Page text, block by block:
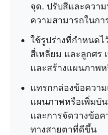
จุด. ปรับสีและควา
ความสามารถในก
ใช้รูปร่างที่กำหนดไ
สี่เหลี่ยม และลูกศร
และสร้างแผนภาพ
แทรกกล่องข้อควา
แผนภาพหรือเพิ่มบั
และการจัดวางข้อ
ทางสายตาที่ดีขึ้น